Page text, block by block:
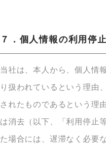
７．個人情報の利用停
当社は、本人から、個人情
り扱われているという理由
されたものであるという理
は消去（以下、「利用停止
た場合には、遅滞なく必要